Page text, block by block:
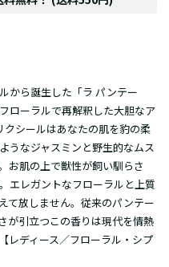
から誕生した「ラ パンテー
ローラルで再解釈した大胆なア
シールはあなたの肌を豹の柔
うなジャスミンと野生的なムス
お肌の上で獣性が飼い馴らさ
エレガントなフローラルと上質
て放しません。従来のパンテー
が引立つこの香りは現代を情熱
レディース／フローラル・シプ